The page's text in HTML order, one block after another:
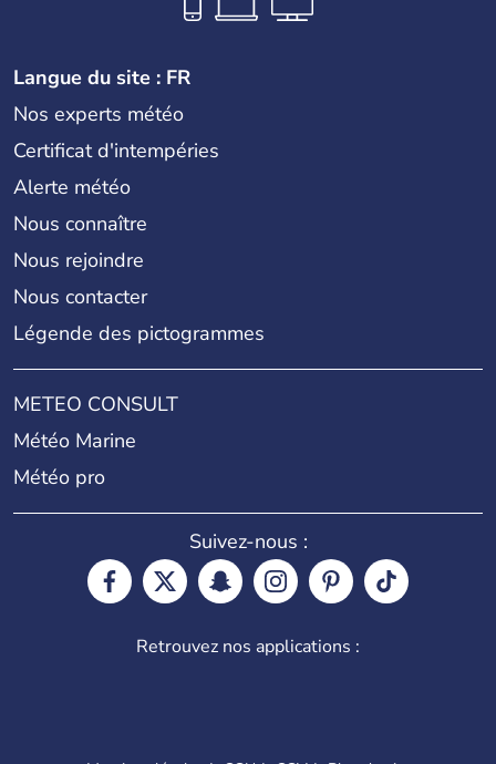
Langue du site : FR
Nos experts météo
Certificat d'intempéries
Alerte météo
Nous connaître
Nous rejoindre
Nous contacter
Légende des pictogrammes
METEO CONSULT
Météo Marine
Météo pro
Suivez-nous :
Retrouvez nos applications :